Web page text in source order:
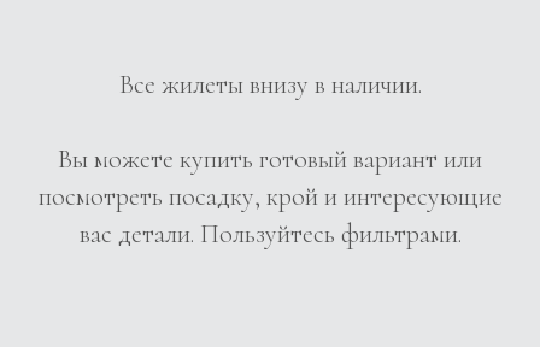
Все жилеты внизу в наличии.
Вы можете купить готовый вариант или
посмотреть посадку, крой и интересующие
вас детали. Пользуйтесь фильтрами.